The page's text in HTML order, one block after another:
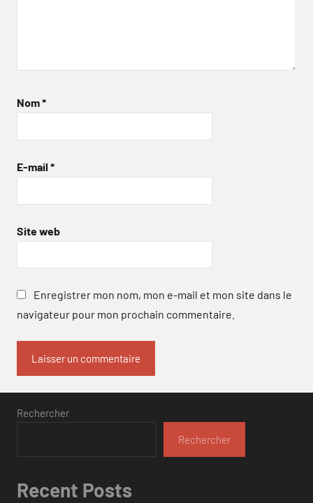
Nom*
E-mail *
Site web
Enregistrer mon nom, mon e-mail et mon site dans le
navigateur pour mon prochain commentaire.
Rechercher
Rechercher
Recent Posts